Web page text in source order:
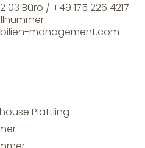
03 Büro / +49 175 226 4217
management.com
Plattling